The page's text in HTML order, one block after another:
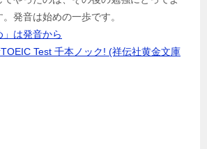
発音は始めの一歩です。
は発音から
Test 千本ノック! (祥伝社黄金文庫